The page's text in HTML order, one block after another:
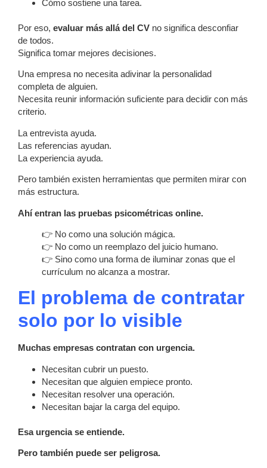
Cómo sostiene una tarea.
Por eso, evaluar más allá del CV no significa desconfiar
de todos.
Significa tomar mejores decisiones.
Una empresa no necesita adivinar la personalidad
completa de alguien.
Necesita reunir información suficiente para decidir con más
criterio.
La entrevista ayuda.
Las referencias ayudan.
La experiencia ayuda.
Pero también existen herramientas que permiten mirar con
más estructura.
Ahí entran las pruebas psicométricas online.
👉 No como una solución mágica.
👉 No como un reemplazo del juicio humano.
👉 Sino como una forma de iluminar zonas que el
currículum no alcanza a mostrar.
El problema de contratar
solo por lo visible
Muchas empresas contratan con urgencia.
Necesitan cubrir un puesto.
Necesitan que alguien empiece pronto.
Necesitan resolver una operación.
Necesitan bajar la carga del equipo.
Esa urgencia se entiende.
Pero también puede ser peligrosa.